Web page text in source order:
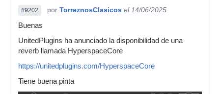
#9202 por TorreznosClasicos el 14/06/2025
Buenas
UnitedPlugins ha anunciado la disponibilidad de una
reverb llamada HyperspaceCore
https://unitedplugins.com/HyperspaceCore
Tiene buena pinta